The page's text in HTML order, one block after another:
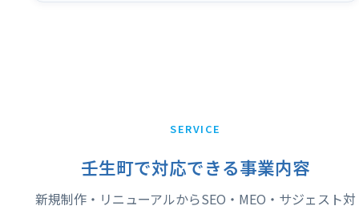
SERVICE
壬生町で対応できる事業内容
新規制作・リニューアルからSEO・MEO・サジェスト対